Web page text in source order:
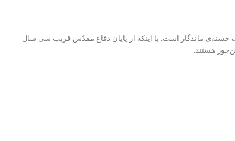
یک حسنه‌ی ماندگار است. با اینکه از پایان دفاع مقدّس قریب سی سال
هستند.